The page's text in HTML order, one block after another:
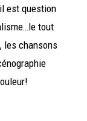
est question
tout
les chansons